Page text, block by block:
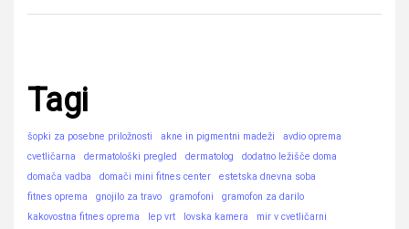
Tagi
šopki za posebne priložnosti akne in pigmentni madeži
avdio oprema
cvetličarna
dermatološki pregled dermatolog
dodatno ležišče doma
domača vadba
domači mini fitnes center
estetska dnevna soba
fitnes oprema
gnojilo za travo gramofoni
gramofon za darilo
kakovostna fitnes oprema
lep vrt lovska kamera
mir v cvetličarni